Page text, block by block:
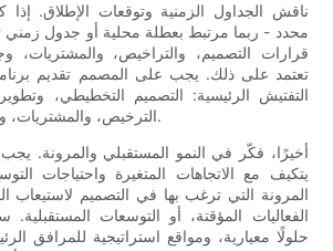
ناقش الجداول الزمنية وتوقعات الإطلاق. إذا
محدد - ربما مرتبط بعطلة محلية أو جدول
قرارات التصميم، والتراخيص، والمشتريات،
تعتمد على ذلك. يجب على المصمم تقديم
التفتيش الرئيسية: التصميم التخطيطي،
الترخيص، والمشتريات، ووثائق البناء، والتشغيل.
أخيرًا، فكّر في النمو المستقبلي والمرونة.
يتكيف مع الاتجاهات المتغيرة واحتياجات
المرونة التي ترغب بها في التصميم لاستيعاب
الفعاليات المؤقتة، أو التوسعات
حلولًا معيارية، ومواقع استراتيجية للمرافق